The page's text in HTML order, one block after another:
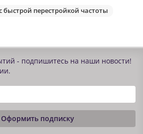
быстрой перестройкой частоты
- подпишитесь на наши новости!
Оформить подписку